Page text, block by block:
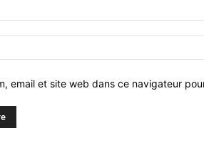
email et site web dans ce navigateur